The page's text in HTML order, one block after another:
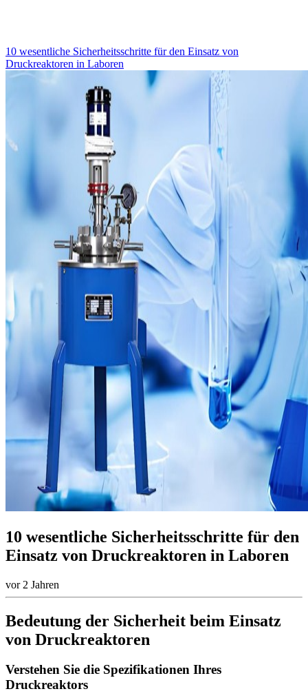
10 wesentliche Sicherheitsschritte für den Einsatz von
Druckreaktoren in Laboren
10 wesentliche Sicherheitsschritte für den
Einsatz von Druckreaktoren in Laboren
vor 2 Jahren
Bedeutung der Sicherheit beim Einsatz
von Druckreaktoren
Verstehen Sie die Spezifikationen Ihres
Druckreaktors